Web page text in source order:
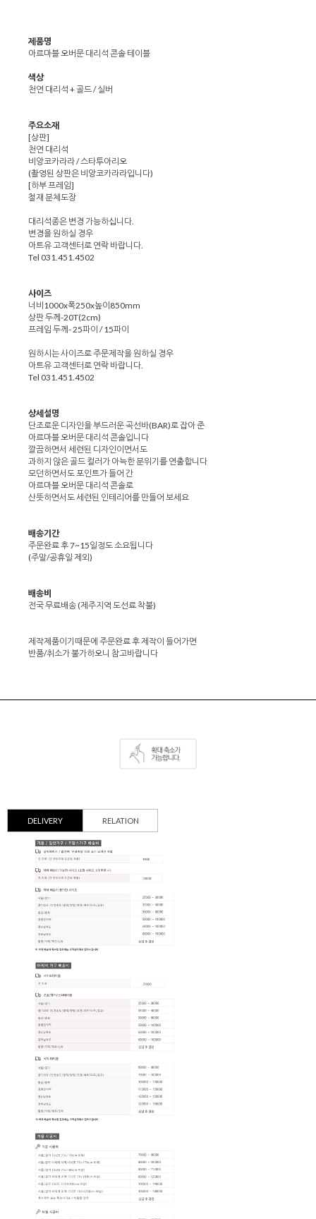
제품명
아르마블 오버문 대리석 콘솔 테이블
색상
천연 대리석 + 골드 / 실버
주요소재
[상판]
천연 대리석
비앙코카라라 / 스타투아리오
(촬영된 상판은 비앙코카라라입니다)
[하부 프레임]
철재 분체도장
대리석종은 변경 가능하십니다.
변경을 원하실 경우
아트유 고객센터로 연락 바랍니다.
Tel 031.451.4502
사이즈
너비1000x폭250x높이850mm
상판 두께-20T(2cm)
프레임 두께- 25파이 / 15파이
원하시는 사이즈로 주문제작을 원하실 경우
아트유 고객센터로 연락 바랍니다.
Tel 031.451.4502
상세설명
단조로운 디자인을 부드러운 곡선바(BAR)로 잡아 준
아르마블 오버문 대리석 콘솔입니다
깔끔하면서 세련된 디자인이면서도
과하지 않은 골드 컬러가 아늑한 분위기를 연출합니다
모던하면서도 포인트가 들어 간
아르마블 오버문 대리석 콘솔로
산뜻하면서도 세련된 인테리어를 만들어 보세요
배송기간
주문완료 후 7~15일정도 소요됩니다
(주말/공휴일 제외)
배송비
전국 무료배송 (제주지역 도선료 착불)
제작제품이기때문에 주문완료 후 제작이 들어가면
반품/취소가 불가하오니 참고바랍니다
DELIVERY RELATION